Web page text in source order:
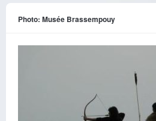
Photo: Musée Brassempouy